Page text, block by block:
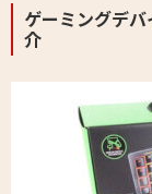
ゲーミングデ
介